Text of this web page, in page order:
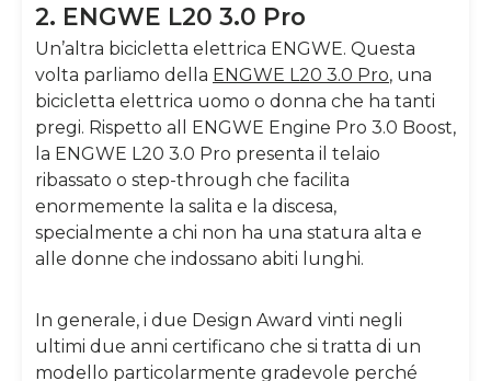
2. ENGWE L20 3.0 Pro
Un’altra bicicletta elettrica ENGWE. Questa
volta parliamo della ENGWE L20 3.0 Pro, una
bicicletta elettrica uomo o donna che ha tanti
pregi. Rispetto all ENGWE Engine Pro 3.0 Boost,
la ENGWE L20 3.0 Pro presenta il telaio
ribassato o step-through che facilita
enormemente la salita e la discesa,
specialmente a chi non ha una statura alta e
alle donne che indossano abiti lunghi.
In generale, i due Design Award vinti negli
ultimi due anni certificano che si tratta di un
modello particolarmente gradevole perché